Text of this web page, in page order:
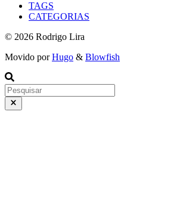
TAGS
CATEGORIAS
© 2026 Rodrigo Lira
Movido porHugo & Blowfish